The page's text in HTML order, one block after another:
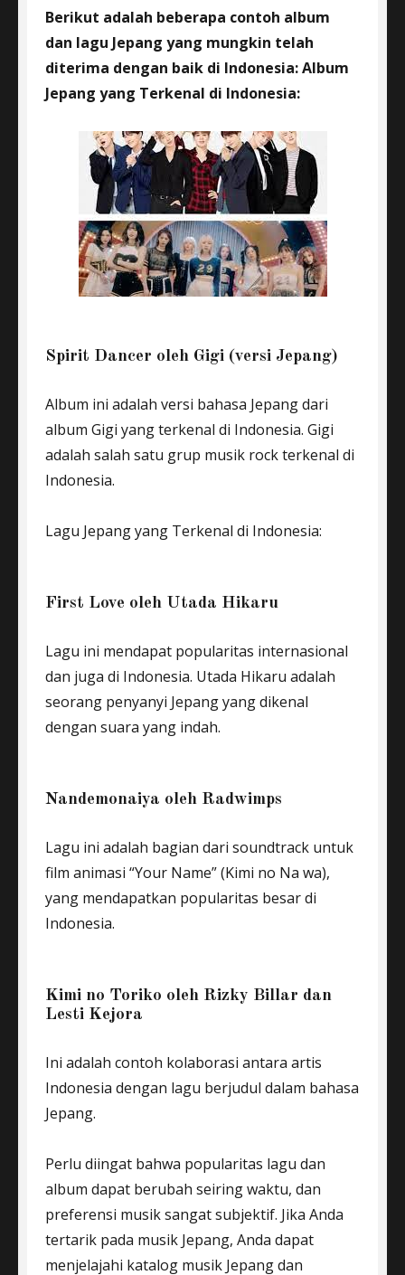
Berikut adalah beberapa contoh album
dan lagu Jepang yang mungkin telah
diterima dengan baik di Indonesia: Album
Jepang yang Terkenal di Indonesia:
Spirit Dancer oleh Gigi (versi Jepang)
Album ini adalah versi bahasa Jepang dari
album Gigi yang terkenal di Indonesia. Gigi
adalah salah satu grup musik rock terkenal di
Indonesia.
Lagu Jepang yang Terkenal di Indonesia:
First Love oleh Utada Hikaru
Lagu ini mendapat popularitas internasional
dan juga di Indonesia. Utada Hikaru adalah
seorang penyanyi Jepang yang dikenal
dengan suara yang indah.
Nandemonaiya oleh Radwimps
Lagu ini adalah bagian dari soundtrack untuk
film animasi “Your Name” (Kimi no Na wa),
yang mendapatkan popularitas besar di
Indonesia.
Kimi no Toriko oleh Rizky Billar dan
Lesti Kejora
Ini adalah contoh kolaborasi antara artis
Indonesia dengan lagu berjudul dalam bahasa
Jepang.
Perlu diingat bahwa popularitas lagu dan
album dapat berubah seiring waktu, dan
preferensi musik sangat subjektif. Jika Anda
tertarik pada musik Jepang, Anda dapat
menjelajahi katalog musik Jepang dan